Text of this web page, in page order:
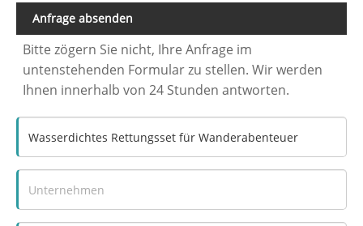
Anfrage absenden
Bitte zögern Sie nicht, Ihre Anfrage im
untenstehenden Formular zu stellen. Wir werden
Ihnen innerhalb von 24 Stunden antworten.